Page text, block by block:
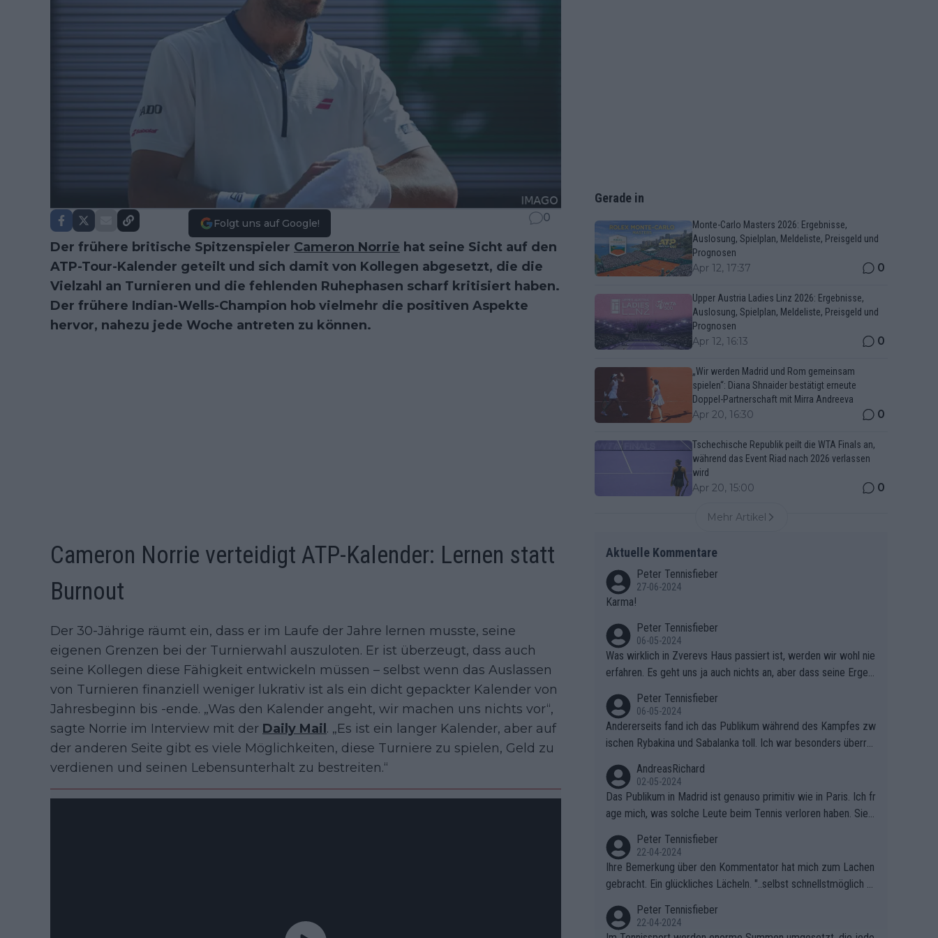
Folgt uns auf Google! 0
Der frühere britische Spitzenspieler Cameron Norrie hat seine Sicht auf den
ATP-Tour-Kalender geteilt und sich damit von Kollegen abgesetzt, die die
Vielzahl an Turnieren und die fehlenden Ruhephasen scharf kritisiert haben.
Der frühere Indian-Wells-Champion hob vielmehr die positiven Aspekte
hervor, nahezu jede Woche antreten zu können.
Cameron Norrie verteidigt ATP-Kalender: Lernen statt
Burnout
Der 30-Jährige räumt ein, dass er im Laufe der Jahre lernen musste, seine
eigenen Grenzen bei der Turnierwahl auszuloten. Er ist überzeugt, dass auch
seine Kollegen diese Fähigkeit entwickeln müssen – selbst wenn das Auslassen
von Turnieren finanziell weniger lukrativ ist als ein dicht gepackter Kalender von
Jahresbeginn bis -ende. „Was den Kalender angeht, wir machen uns nichts vor“,
sagte Norrie im Interview mit der Daily Mail . „Es ist ein langer Kalender, aber auf
der anderen Seite gibt es viele Möglichkeiten, diese Turniere zu spielen, Geld zu
verdienen und seinen Lebensunterhalt zu bestreiten.“
Gerade in
Monte-Carlo Masters 2026: Ergebnisse,
Auslosung, Spielplan, Meldeliste, Preisgeld und
Prognosen
Apr 12, 17:37 0
Upper Austria Ladies Linz 2026: Ergebnisse,
Auslosung, Spielplan, Meldeliste, Preisgeld und
Prognosen
Apr 12, 16:13 0
„Wir werden Madrid und Rom gemeinsam
spielen“: Diana Shnaider bestätigt erneute
Doppel-Partnerschaft mit Mirra Andreeva
Apr 20, 16:30 0
Tschechische Republik peilt die WTA Finals an,
während das Event Riad nach 2026 verlassen
wird
Apr 20, 15:00 0
Mehr Artikel
Aktuelle Kommentare
Peter Tennisfieber
27-06-2024
Karma!
Peter Tennisfieber
06-05-2024
Was wirklich in Zverevs Haus passiert ist, werden wir wohl nie
erfahren. Es geht uns ja auch nichts an, aber dass seine Ergeb
Peter Tennisfieber
06-05-2024
Andererseits fand ich das Publikum während des Kampfes zw
ischen Rybakina und Sabalanka toll. Ich war besonders überras
AndreasRichard
02-05-2024
Das Publikum in Madrid ist genauso primitiv wie in Paris. Ich fr
age mich, was solche Leute beim Tennis verloren haben. Sie s
ben.
Peter Tennisfieber
22-04-2024
Ihre Bemerkung über den Kommentator hat mich zum Lachen
gebracht. Ein glückliches Lächeln. "..selbst schnellstmöglich na
Peter Tennisfieber
22-04-2024